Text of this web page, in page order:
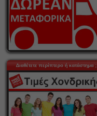
Διαθέτετε περίπτερο ή κατάστημα ;